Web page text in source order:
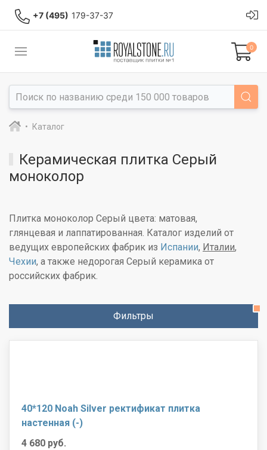
+7 (495) 179-37-37
0
Каталог
Керамическая плитка Серый
моноколор
Плитка моноколор Серый цвета: матовая,
глянцевая и лаппатированная. Каталог изделий от
ведущих европейских фабрик из Испании, Италии,
Чехии, а также недорогая Серый керамика от
российских фабрик.
Фильтры
40*120 Noah Silver ректификат плитка
настенная (-)
4 680 руб.